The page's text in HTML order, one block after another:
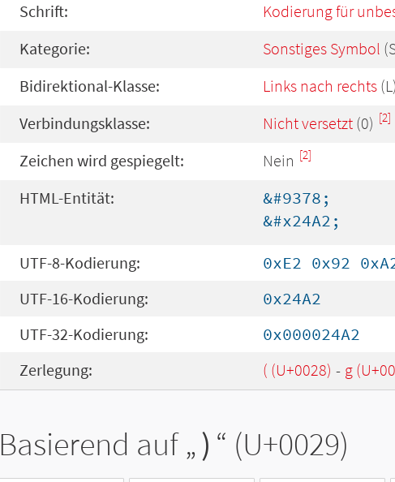
Schrift: Kodierung für
Kategorie: Sonstiges Symbol
Bidirektional-Klasse: Links nach rechts (L)
Verbindungsklasse: Nicht versetzt (0) [2]
Zeichen wird gespiegelt: Nein [2]
HTML-Entität:
&#9378;
&#x24A2;
UTF-8-Kodierung:
0xE2 0x92
UTF-16-Kodierung:
0x24A2
UTF-32-Kodierung:
0x000024A2
Zerlegung:
( (U+0028) - g
Basierend auf „) “ (U+0029)